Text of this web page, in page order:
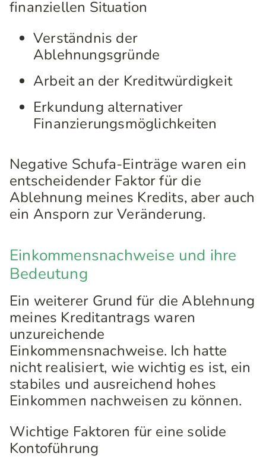
finanziellen Situation
Verständnis der
Ablehnungsgründe
Arbeit an der Kreditwürdigkeit
Erkundung alternativer
Finanzierungsmöglichkeiten
Negative Schufa-Einträge waren ein
entscheidender Faktor für die
Ablehnung meines Kredits, aber auch
ein Ansporn zur Veränderung.
Einkommensnachweise und ihre
Bedeutung
Ein weiterer Grund für die Ablehnung
meines Kreditantrags waren
unzureichende
Einkommensnachweise. Ich hatte
nicht realisiert, wie wichtig es ist, ein
stabiles und ausreichend hohes
Einkommen nachweisen zu können.
Wichtige Faktoren für eine solide
Kontoführung